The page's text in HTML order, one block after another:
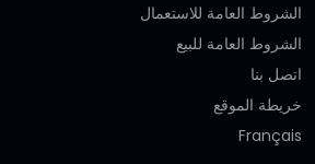
الشروط العامة للاستعمال
الشروط العامة للبيع
اتصل بنا
خريطة الموقع
Français